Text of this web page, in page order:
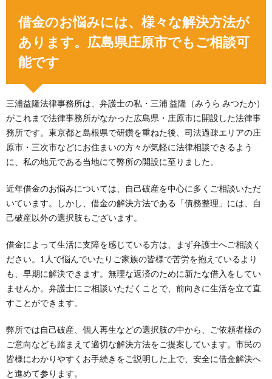
借金のお悩みには、様々な解決方法が
あります。広島県庄原市でもご相談可
能です
三浦益隆法律事務所は、弁護士の私・三浦 益隆（みうら みつたか）
がこれまで法律事務所がなかった広島県・庄原市に開設した法律事
務所です。東京都と島根県で研鑽を重ねた後、司法過疎エリアの庄
原市・三次市などにお住まいの方々が気軽に法律相談できるよう
に、私の地元である当地にて弊所の開設に至りました。
近年借金のお悩みについては、自己破産を中心に多くご相談いただ
いています。しかし、借金の解決方法である「債務整理」には、自
己破産以外の選択肢もございます。
借金によって生活に支障を感じている方は、まず弁護士へご相談く
ださい。1人で悩んでいたりご家族の皆様で苦労を抱えているより
も、早期に解決できます。無理な返済のために新たな借入をしてい
ませんか。弁護士にご相談いただくことで、前向きに生活を立て直
すことができます。
弊所では自己破産、個人再生などの選択肢の中から、ご依頼者様の
ご意向なども踏まえて適切な解決方法をご提案しています。市民の
皆様にわかりやすくお手続きをご説明した上で、安全に借金解決へ
と進めて参ります。